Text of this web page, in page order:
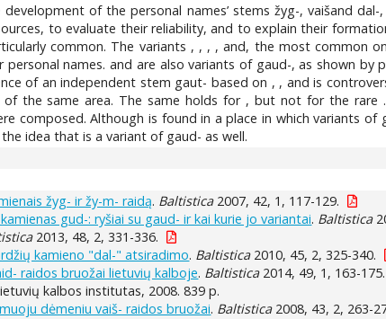
of the personal names’ stems žyg-, vaišand
to evaluate their reliability, and to explain their
common. The variants , , , ,and, the most common
personal names.and are also variants of gaud-, as shown by
of an independent stem gaut- based on , , andis
the same area. The same holds for , but not for the rare
composed. Althoughis found in a place in which variants
the idea thatis a variant of gaud- as well.
žyg- ir žy-m- raidą. Baltistica2007, 42, 1, 117-129.
gud-: ryšiai su gaud- ir kai kurie jo variantai. Baltistica
2013, 48, 2, 331-336.
kamieno "dal-" atsiradimo. Baltistica2010, 45, 2, 325-340.
raidos bruožai lietuvių kalboje. Baltistica2014, 49, 1, 163-175.
kalbos institutas, 2008. 839 p.
dėmeniu vaiš- raidos bruožai. Baltistica2008, 43, 2, 263-